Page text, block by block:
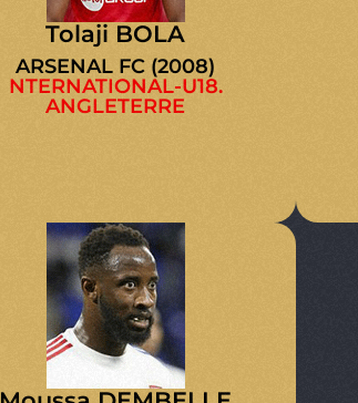
Tolaji BOLA
ARSENAL FC (2008)
NTERNATIONAL-U18.
ANGLETERRE